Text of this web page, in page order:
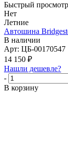
Быстрый просмотр
Нет
Летние
Автошина
В наличии
Арт: ЦБ-00170547
14 150 ₽
Нашли дешевле?
-
В корзину